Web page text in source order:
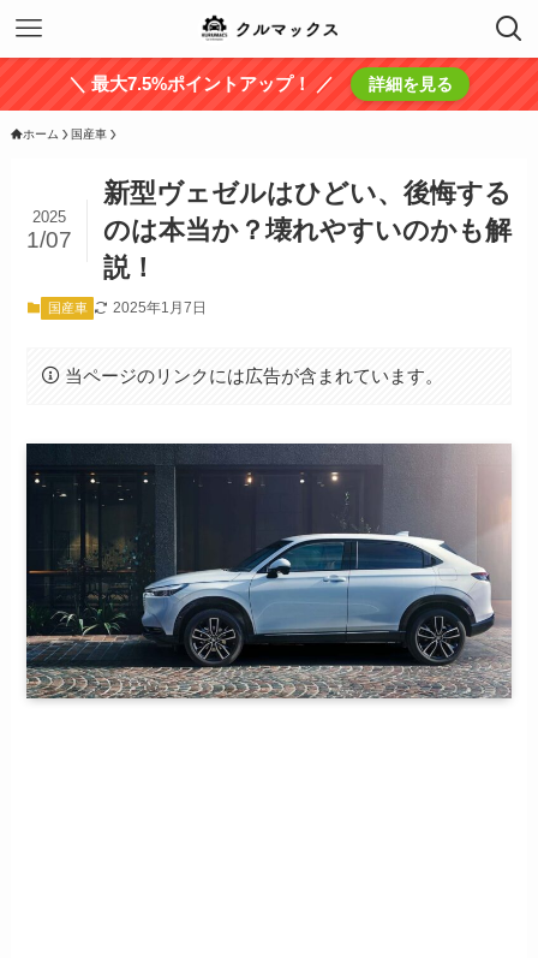
＼ 最大7.5%ポイントアップ！ ／ 詳細を見る
ホーム 国産車
新型ヴェゼルはひどい、後悔する
のは本当か？壊れやすいのかも解
説！
2025
1/07
国産車 2025年1月7日
当ページのリンクには広告が含まれています。